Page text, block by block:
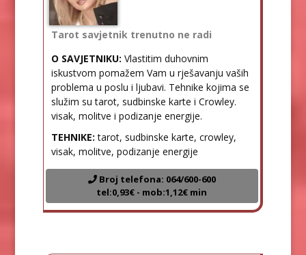
Tarot savjetnik trenutno ne radi
O SAVJETNIKU: Vlastitim duhovnim
iskustvom pomažem Vam u rješavanju vaših
problema u poslu i ljubavi. Tehnike kojima se
služim su tarot, sudbinske karte i Crowley.
visak, molitve i podizanje energije.
TEHNIKE: tarot, sudbinske karte, crowley,
visak, molitve, podizanje energije
Broj telefona: 064/600-600
tel:0,93€ - mob:1,12€ min